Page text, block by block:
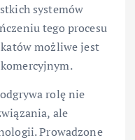
systemów
tego procesu
możliwe jest
rolę nie
ale
Prowadzone